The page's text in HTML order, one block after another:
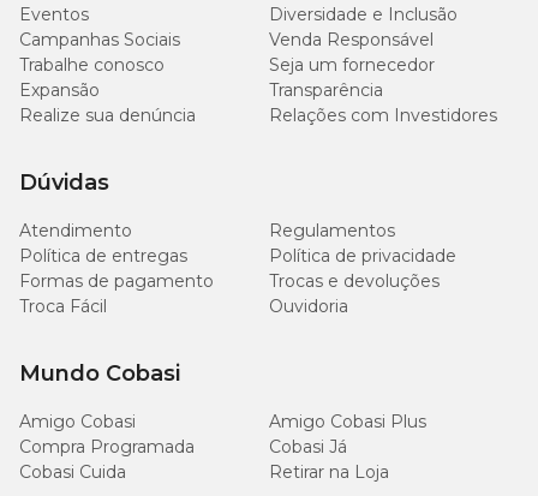
Eventos
Diversidade e Inclusão
Campanhas Sociais
Venda Responsável
Trabalhe conosco
Seja um fornecedor
Expansão
Transparência
Realize sua denúncia
Relações com Investidores
Dúvidas
Atendimento
Regulamentos
Política de entregas
Política de privacidade
Formas de pagamento
Trocas e devoluções
Troca Fácil
Ouvidoria
Mundo Cobasi
Amigo Cobasi
Amigo Cobasi Plus
Compra Programada
Cobasi Já
Cobasi Cuida
Retirar na Loja